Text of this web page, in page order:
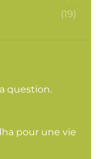
(19)
question.
pour une vie